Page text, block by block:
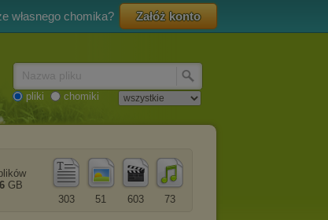
własnego chomika? Załóż konto
pliki chomiki
73
603
51
303
GB